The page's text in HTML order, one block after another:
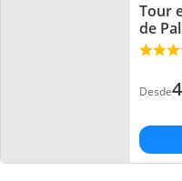
Tour
de
Desde